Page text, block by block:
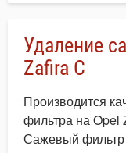
Удаление
Zafira C
Производится
фильтра на Opel
Сажевый фильтр